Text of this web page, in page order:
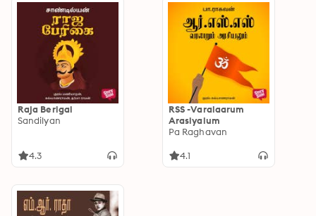
Raja Berigai
Sandilyan
4.3
RSS -Varalaarum
Arasiyalum
Pa Raghavan
4.1